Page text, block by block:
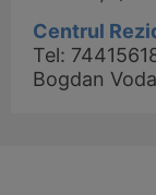
Centrul
Tel:
Bogdan